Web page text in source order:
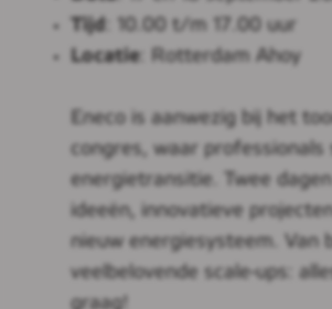
Tijd
: 10.00 t/m 17.00 uur
Locatie : Rotterdam Ahoy
Eneco is aanwezig bij het
congres, waar professionals
energietransitie. Twee
ideeën, innovatieve
nieuw energiesysteem. Van
veelbelovende scale-ups:
graag!